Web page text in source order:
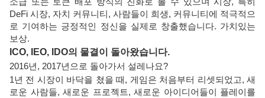
DeFi 시장, 자치 커뮤니티, 사람들이 희생, 커뮤니티에 적극적으
로 기여하는 긍정적인 정신을 실제로 창출했습니다. 가치있는
보상.
ICO, IEO, IDO의 물결이 돌아왔습니다.
2016년, 2017년으로 돌아가서 설레나요?
1년 전 시장이 바닥을 쳤을 때, 게임은 처음부터 리셋되었고, 새
로운 사람들, 새로운 프로젝트, 새로운 아이디어들이 플레이를